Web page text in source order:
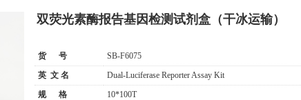
双荧光素酶报告基因检测试剂盒（干冰运输）
货 号
SB-F6075
英 文 名
Dual-Luciferase Reporter Assay Kit
规 格
10*100T